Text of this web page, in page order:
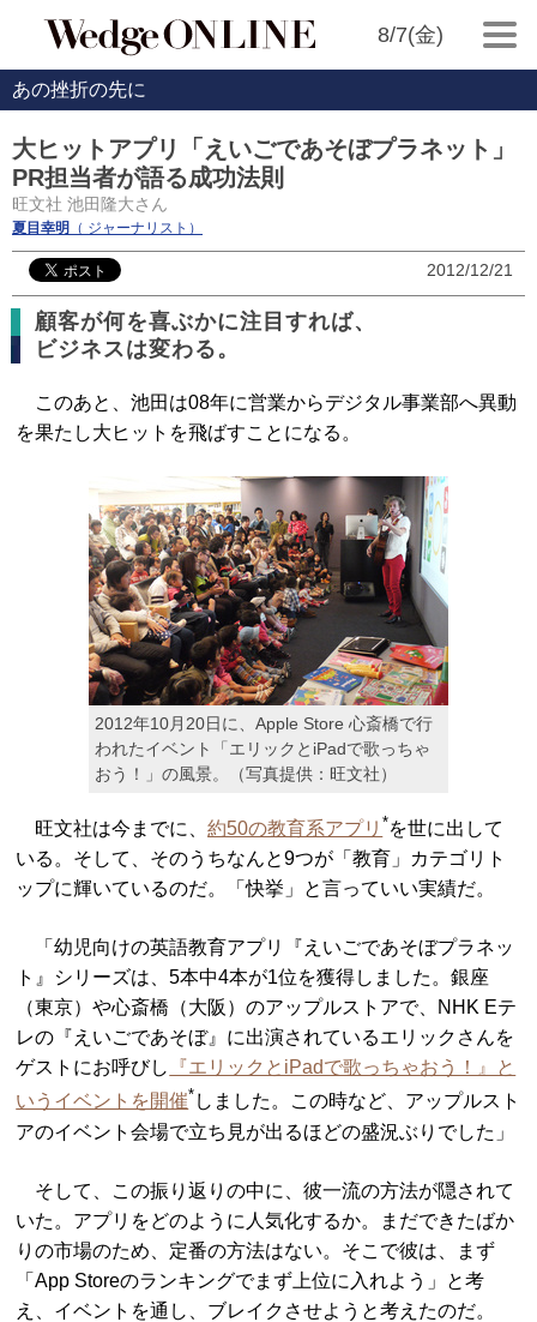
8/7(金)
あの挫折の先に
大ヒットアプリ「えいごであそぼプラネット」
PR担当者が語る成功法則
旺文社 池田隆大さん
夏目幸明 （ ジャーナリスト）
2012/12/21
顧客が何を喜ぶかに注目すれば、
ビジネスは変わる。
このあと、池田は08年に営業からデジタル事業部へ異動
を果たし大ヒットを飛ばすことになる。
2012年10月20日に、Apple Store 心斎橋で行
われたイベント「エリックとiPadで歌っちゃ
おう！」の風景。（写真提供：旺文社）
旺文社は今までに、約50の教育系アプリ *を世に出して
いる。そして、そのうちなんと9つが「教育」カテゴリト
ップに輝いているのだ。「快挙」と言っていい実績だ。
「幼児向けの英語教育アプリ『えいごであそぼプラネッ
ト』シリーズは、5本中4本が1位を獲得しました。銀座
（東京）や心斎橋（大阪）のアップルストアで、NHK Eテ
レの『えいごであそぼ』に出演されているエリックさんを
ゲストにお呼びし
『エリックとiPadで歌っちゃおう！』と
いうイベントを開催* しました。この時など、アップルスト
アのイベント会場で立ち見が出るほどの盛況ぶりでした」
そして、この振り返りの中に、彼一流の方法が隠されて
いた。アプリをどのように人気化するか。まだできたばか
りの市場のため、定番の方法はない。そこで彼は、まず
「App Storeのランキングでまず上位に入れよう」と考
え、イベントを通し、ブレイクさせようと考えたのだ。